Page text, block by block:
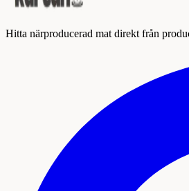
Hitta närproducerad mat direkt från